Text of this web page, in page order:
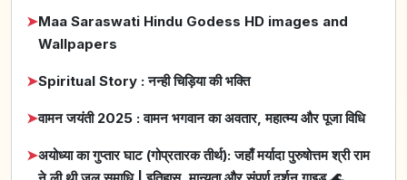
➤Maa Saraswati Hindu Godess HD images and
Wallpapers
➤Spiritual Story : नन्ही चिड़िया की भक्ति
➤वामन जयंती 2025 : वामन भगवान का अवतार, महात्म्य और पूजा विधि
➤अयोध्या का गुप्तार घाट (गोप्रतारक तीर्थ): जहाँ मर्यादा पुरुषोत्तम श्री राम